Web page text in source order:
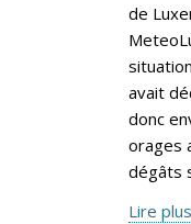
de
avait
donc
orages
dégâts
Lire plus